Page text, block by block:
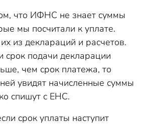
что ИФНС не знает суммы
мы посчитали к уплате.
из деклараций и расчетов.
срок подачи декларации
чем срок платежа, то
увидят начисленные суммы
спишут с ЕНС.
срок уплаты наступит